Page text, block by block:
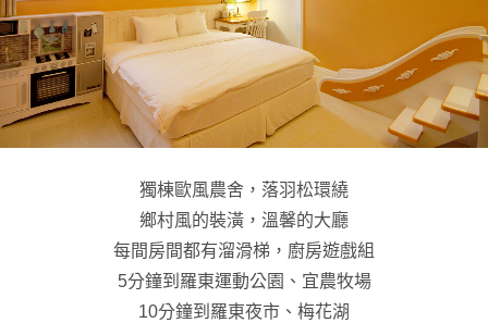
獨棟歐風農舍，落羽松環繞
鄉村風的裝潢，溫馨的大廳
每間房間都有溜滑梯，廚房遊戲組
5分鐘到羅東運動公園、宜農牧場
10分鐘到羅東夜市、梅花湖